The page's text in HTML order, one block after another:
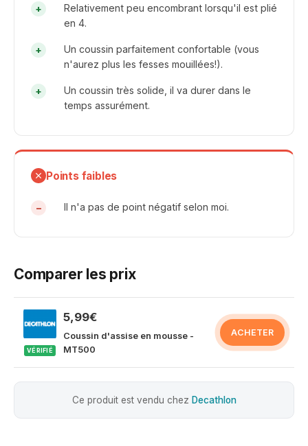
Relativement peu encombrant lorsqu'il est plié
en 4.
Un coussin parfaitement confortable (vous
n'aurez plus les fesses mouillées!).
Un coussin très solide, il va durer dans le
temps assurément.
Points faibles
Il n'a pas de point négatif selon moi.
Comparer les prix
VÉRIFIÉ
Coussin d'assise en mousse -
MT500
5,99€
ACHETER
Ce produit est vendu chez Decathlon